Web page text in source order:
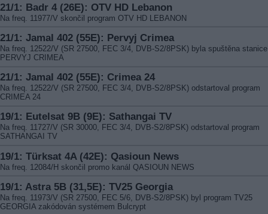
21/1: Badr 4 (26E): OTV HD Lebanon
Na freq. 11977/V skončil program OTV HD LEBANON
21/1: Jamal 402 (55E): Pervyj Crimea
Na freq. 12522/V (SR 27500, FEC 3/4, DVB-S2/8PSK) byla spuštěna stanice
PERVYJ CRIMEA
21/1: Jamal 402 (55E): Crimea 24
Na freq. 12522/V (SR 27500, FEC 3/4, DVB-S2/8PSK) odstartoval program
CRIMEA 24
19/1: Eutelsat 9B (9E): Sathangai TV
Na freq. 11727/V (SR 30000, FEC 3/4, DVB-S2/8PSK) odstartoval program
SATHANGAI TV
19/1: Türksat 4A (42E): Qasioun News
Na freq. 12084/H skončil promo kanál QASIOUN NEWS
19/1: Astra 5B (31,5E): TV25 Georgia
Na freq. 11973/V (SR 27500, FEC 5/6, DVB-S2/8PSK) byl program TV25
GEORGIA zakódován systémem Bulcrypt